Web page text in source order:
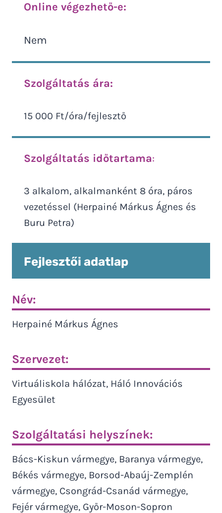
Online végezhető-e:
Nem
Szolgáltatás ára:
15 000 Ft/óra/fejlesztő
Szolgáltatás időtartama:
3 alkalom, alkalmanként 8 óra, páros
vezetéssel (Herpainé Márkus Ágnes és
Buru Petra)
Fejlesztői adatlap
Név:
Herpainé Márkus Ágnes
Szervezet:
Virtuáliskola hálózat, Háló Innovációs
Egyesület
Szolgáltatási helyszínek:
Bács-Kiskun vármegye, Baranya vármegye,
Békés vármegye, Borsod-Abaúj-Zemplén
vármegye, Csongrád-Csanád vármegye,
Fejér vármegye, Győr-Moson-Sopron